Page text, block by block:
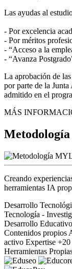
Las ayudas al
- Por excelencia
- Por méritos
- “Acceso a la
- “Avanza
La aprobación de
por parte de la
admitido en el
MÁS
Metodología
Creando
herramientas IA
Desarrollo
Tecnología -
Desarrollo Educativo
Contenidos propios
activo Expertise +20
Herramientas